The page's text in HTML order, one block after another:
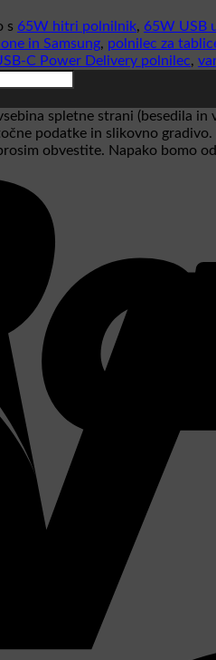
s 65W hitri polnilnik, 65W USB
in Samsung, polnilec za
C Power Delivery polnilec,
spletne strani (besedila
podatke in slikovno
obvestite. Napako bomo